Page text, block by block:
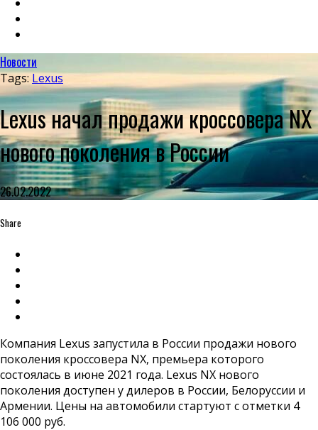
Новости
Tags:Lexus
Lexus начал продажи кроссовера NX
нового поколения в России
26.02.2022
Share
Компания Lexus запустила в России продажи нового
поколения кроссовера NX, премьера которого
состоялась в июне 2021 года. Lexus NX нового
поколения доступен у дилеров в России, Белоруссии и
Армении. Цены на автомобили стартуют с отметки 4
106 000 руб.